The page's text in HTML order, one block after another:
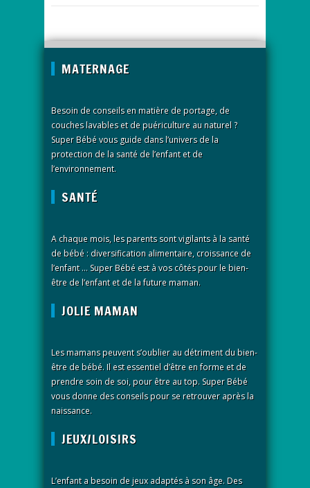
MATERNAGE
Besoin de conseils en matière de portage, de
couches lavables et de puériculture au naturel ?
Super Bébé vous guide dans l’univers de la
protection de la santé de l’enfant et de
l’environnement.
SANTÉ
A chaque mois, les parents sont vigilants à la santé
de bébé : diversification alimentaire, croissance de
l’enfant … Super Bébé est à vos côtés pour le bien-
être de l’enfant et de la future maman.
JOLIE MAMAN
Les mamans peuvent s’oublier au détriment du bien-
être de bébé. Il est essentiel d’être en forme et de
prendre soin de soi, pour être au top. Super Bébé
vous donne des conseils pour se retrouver après la
naissance.
JEUX/LOISIRS
L’enfant a besoin de jeux adaptés à son âge. Des